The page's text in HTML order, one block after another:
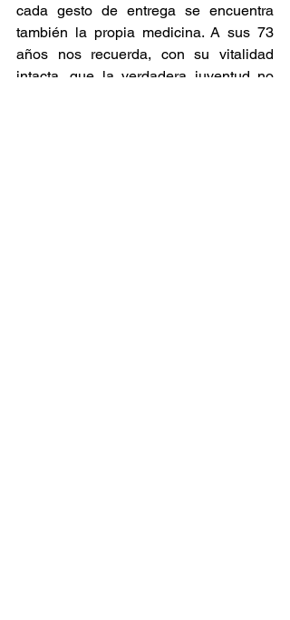
cada gesto de entrega se encuentra
también la propia medicina. A sus 73
años nos recuerda, con su vitalidad
intacta, que la verdadera juventud no